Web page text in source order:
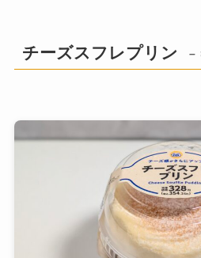
チーズスフレプリン –